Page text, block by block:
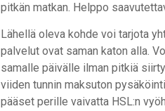
pitkän matkan. Helppo
Lähellä oleva kohde voi tarjota
palvelut ovat saman katon alla.
samalle päivälle ilman pitkiä
viiden tunnin maksuton
pääset perille vaivatta HSL:n